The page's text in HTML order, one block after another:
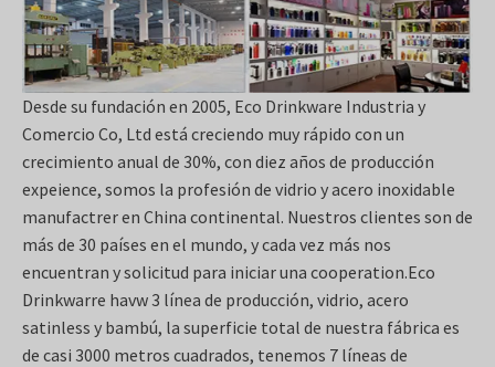
Desde su fundación en 2005, Eco Drinkware Industria y
Comercio Co, Ltd está creciendo muy rápido con un
crecimiento anual de 30%, con diez años de producción
expeience, somos la profesión de vidrio y acero inoxidable
manufactrer en China continental. Nuestros clientes son de
más de 30 países en el mundo, y cada vez más nos
encuentran y solicitud para iniciar una cooperation.Eco
Drinkwarre havw 3 línea de producción, vidrio, acero
satinless y bambú, la superficie total de nuestra fábrica es
de casi 3000 metros cuadrados, tenemos 7 líneas de